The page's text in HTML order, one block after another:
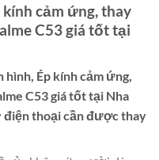
kính cảm ứng, thay
C53 giá tốt tại
hình, Ép kính cảm ứng,
C53 giá tốt tại Nha
điện thoại cần được thay